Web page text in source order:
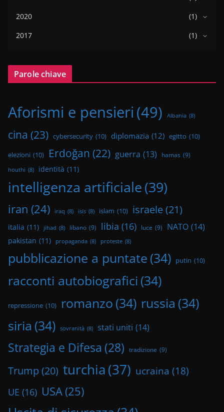
2020
(1)
2017
(1)
Parole chiave
Aforismi e pensieri (49) Albania (8)
cina (23) cybersecurity (10) diplomazia (12) egitto (10)
elezioni (10) Erdoğan (22) guerra (13) hamas (9)
houthi (8) identità (11)
intelligenza artificiale(39)
iran (24) iraq (8) isis (8) islam (10) israele(21)
italia (11) jihad (8) libano (9) libia (16) luce (9) NATO (14)
pakistan (11) propaganda (8) proteste (8)
pubblicazione a puntate (34) putin (10)
racconti autobiografici (34)
repressione (10) romanzo (34) russia (34)
siria (34) sovranità (8) stati uniti (14)
Strategia e Difesa (28) tradizione (9)
Trump (20) turchia(37) ucraina (18)
UE (16) USA (25)